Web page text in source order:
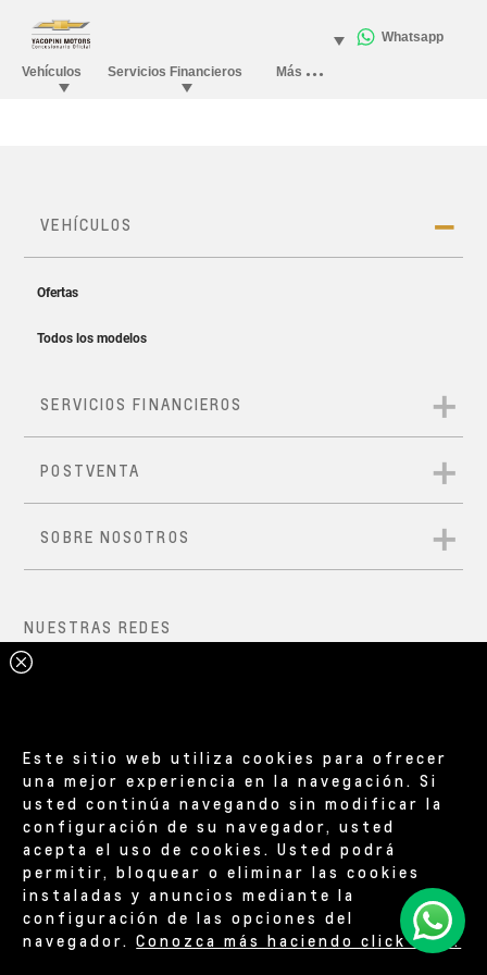
Este sitio web utiliza cookies para ofrecer
una mejor experiencia en la navegación. Si
usted continúa navegando sin modificar la
configuración de su navegador, usted
acepta el uso de cookies. Usted podrá
permitir, bloquear o eliminar las cookies
instaladas y anuncios mediante la
configuración de las opciones del
navegador.Conozca más haciendo click aquí.